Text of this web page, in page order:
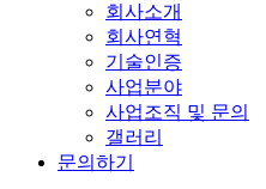
회사소개
회사연혁
기술인증
사업분야
사업조직 및 문의
갤러리
문의하기